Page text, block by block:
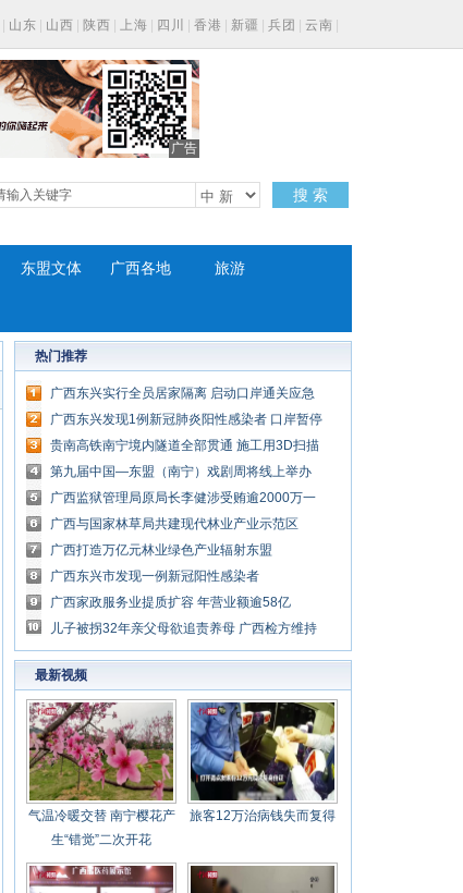
山东 山西 陕西 上海 四川 香港 新疆 兵团 云南
广告
搜 索
东盟文体 广西各地 旅游
热门推荐
广西东兴实行全员居家隔离 启动口岸通关应急
管理
广西东兴发现1例新冠肺炎阳性感染者 口岸暂停
验放
贵南高铁南宁境内隧道全部贯通 施工用3D扫描
仪等先进设备
第九届中国—东盟（南宁）戏剧周将线上举办
广西监狱管理局原局长李健涉受贿逾2000万一
审获刑14年
广西与国家林草局共建现代林业产业示范区
广西打造万亿元林业绿色产业辐射东盟
广西东兴市发现一例新冠阳性感染者
广西家政服务业提质扩容 年营业额逾58亿
儿子被拐32年亲父母欲追责养母 广西检方维持
不批捕决定
最新视频
气温冷暖交替 南宁樱花产
生“错觉”二次开花
旅客12万治病钱失而复得